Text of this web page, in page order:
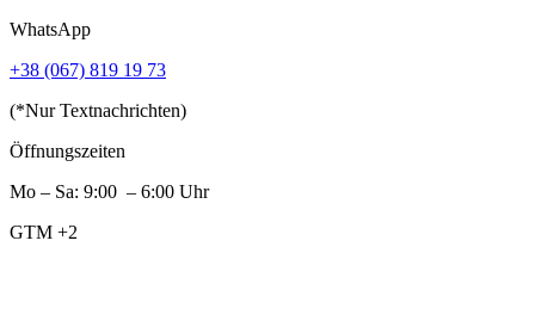
WhatsApp
+38 (067) 819 19 73
(*Nur Textnachrichten)
Öffnungszeiten
Mo – Sa: 9:00 – 6:00 Uhr
GTM +2